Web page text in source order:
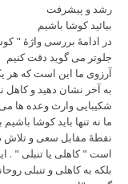
رشد و پیشرفت
بیائید کوشا باشیم
در ادامۀ بررسی واژۀ "
جلوتر می گوید دقت کنیم
به آخر نشان دهید و کاهل
شکیبایی وارث وعده ها می شوند
ما نه تنها باید کوشا
نقطۀ مقابل سعی و تلاش
است " کاهلی یا تنبلی " .